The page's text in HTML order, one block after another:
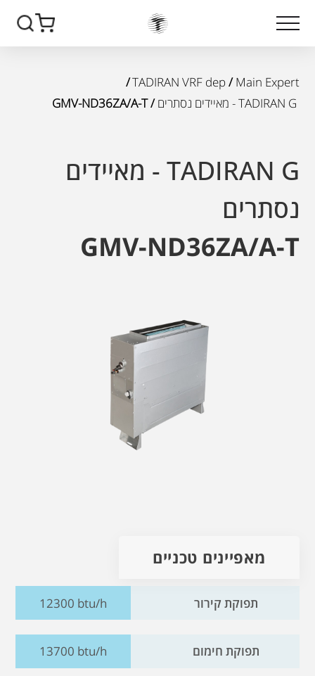
Main Expert
/
TADIRAN VRF dep
/
TADIRAN G - מאיידים נסתרים
/ GMV-ND36ZA/A-T
TADIRAN G - מאיידים
נסתרים
GMV-ND36ZA/A-T
מאפיינים טכניים
תפוקת קירור 12300 btu/h
תפוקת חימום 13700 btu/h